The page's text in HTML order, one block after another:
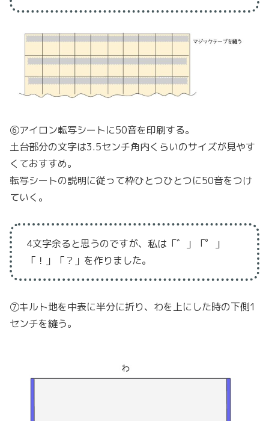
⑥アイロン転写シートに50音を印刷する。
土台部分の文字は3.5センチ角内くらいのサイズが見やす
くておすすめ。
転写シートの説明に従って枠ひとつひとつに50音をつけ
ていく。
4文字余ると思うのですが、私は「゛」「゜」
「！」「？」を作りました。
⑦キルト地を中表に半分に折り、わを上にした時の下側1
センチを縫う。